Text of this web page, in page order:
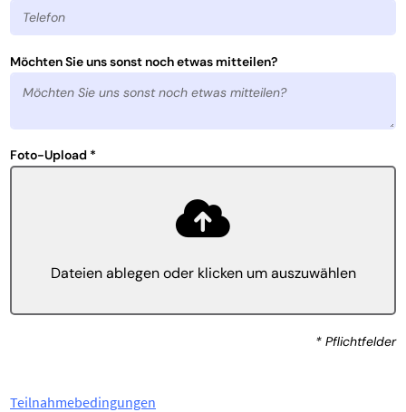
Möchten Sie uns sonst noch etwas mitteilen?
Foto-Upload *
Dateien ablegen oder klicken um auszuwählen
* Pflichtfelder
Teilnahmebedingungen